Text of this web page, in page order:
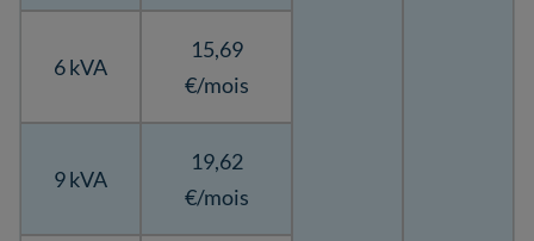
6 kVA
15,69
€/mois
9 kVA
19,62
€/mois